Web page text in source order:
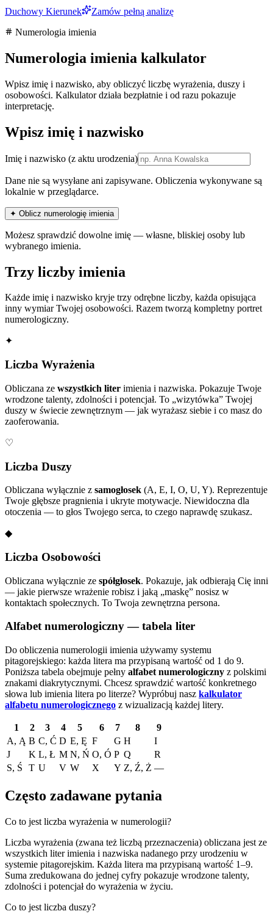
Duchowy Kierunek
Zamów pełną analizę
Numerologia imienia
Numerologia imienia kalkulator
Wpisz imię i nazwisko, aby obliczyć liczbę wyrażenia, duszy i
osobowości. Kalkulator działa bezpłatnie i od razu pokazuje
interpretację.
Wpisz imię i nazwisko
Imię i nazwisko (z aktu urodzenia)
Dane nie są wysyłane ani zapisywane. Obliczenia wykonywane są
lokalnie w przeglądarce.
✦ Oblicz numerologię imienia
Możesz sprawdzić dowolne imię — własne, bliskiej osoby lub
wybranego imienia.
Trzy liczby imienia
Każde imię i nazwisko kryje trzy odrębne liczby, każda opisująca
inny wymiar Twojej osobowości. Razem tworzą kompletny portret
numerologiczny.
✦
Liczba Wyrażenia
Obliczana ze wszystkich liter imienia i nazwiska. Pokazuje Twoje
wrodzone talenty, zdolności i potencjał. To „wizytówka” Twojej
duszy w świecie zewnętrznym — jak wyrażasz siebie i co masz do
zaoferowania.
♡
Liczba Duszy
Obliczana wyłącznie z samogłosek (A, E, I, O, U, Y). Reprezentuje
Twoje głębsze pragnienia i ukryte motywacje. Niewidoczna dla
otoczenia — to głos Twojego serca, to czego naprawdę szukasz.
◆
Liczba Osobowości
Obliczana wyłącznie ze spółgłosek. Pokazuje, jak odbierają Cię inni
— jakie pierwsze wrażenie robisz i jaką „maskę” nosisz w
kontaktach społecznych. To Twoja zewnętrzna persona.
Alfabet numerologiczny — tabela liter
Do obliczenia numerologii imienia używamy systemu
pitagorejskiego: każda litera ma przypisaną wartość od 1 do 9.
Poniższa tabela obejmuje pełny alfabet numerologiczny z polskimi
znakami diakrytycznymi. Chcesz sprawdzić wartość konkretnego
słowa lub imienia litera po literze? Wypróbuj nasz kalkulator
alfabetu numerologicznego z wizualizacją każdej litery.
1 2 3 4 5 6 7 8
9
A, Ą B C, Ć D E, Ę F G H
I
J
K L, Ł M N, Ń O, Ó P Q
R
S, Ś
T U V W X Y Z, Ź, Ż —
Często zadawane pytania
Co to jest liczba wyrażenia w numerologii?
Liczba wyrażenia (zwana też liczbą przeznaczenia) obliczana jest ze
wszystkich liter imienia i nazwiska nadanego przy urodzeniu w
systemie pitagorejskim. Każda litera ma przypisaną wartość 1–9.
Suma zredukowana do jednej cyfry pokazuje wrodzone talenty,
zdolności i potencjał do wyrażenia w życiu.
Co to jest liczba duszy?